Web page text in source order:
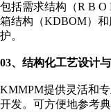
包括需求结构（R B
箱结构（KDBOM）
护。
03、结构化工艺设计
KMMPM提供灵活和
开发。可方便地参考